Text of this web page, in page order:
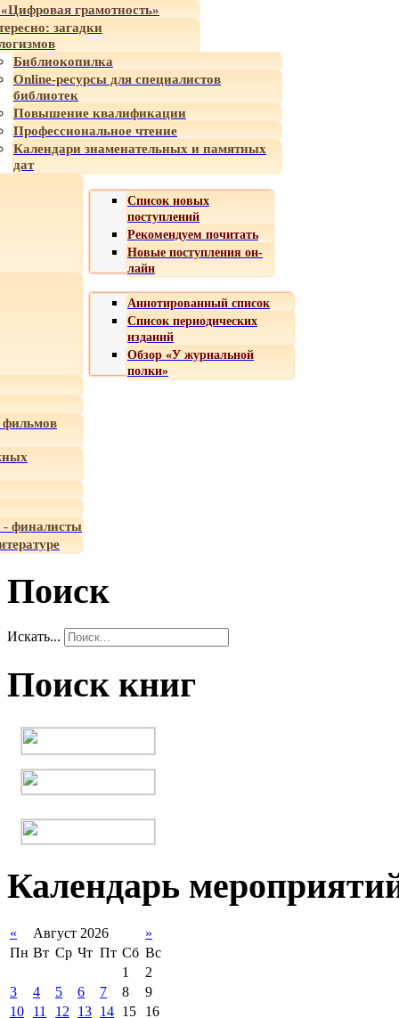
грамотность»
загадки
Библиокопилка
Online-ресурсы для специалистов
библиотек
Повышение квалификации
Профессиональное чтение
Календари знаменательных и памятных
дат
Список новых
поступлений
Рекомендуем почитать
Новые поступления он-
лайн
Аннотированный список
Список периодических
изданий
Обзор «У журнальной
полки»
- финалисты
Поиск
Искать...
Поиск книг
Календарь
« Август 2026
»
Пн Вт Ср Чт Пт Сб Вс
1
2
3
4 5 6 7 8
9
10
11 12 13 14 15 16